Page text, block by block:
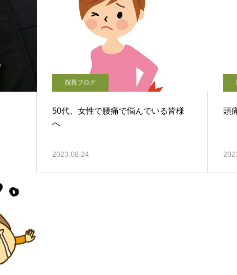
院長ブログ
50代、女性で腰痛で悩んでいる皆様
へ
2023.08.24
頭